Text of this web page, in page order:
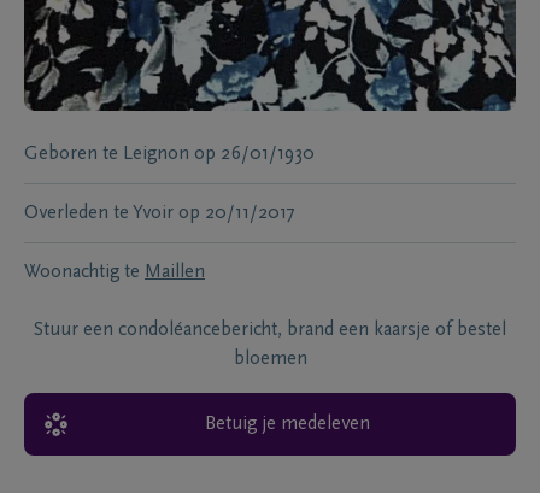
Geboren te Leignon op 26/01/1930
Overleden te Yvoir op 20/11/2017
Woonachtig te Maillen
Stuur een condoléancebericht, brand een kaarsje of bestel
bloemen
Betuig je medeleven